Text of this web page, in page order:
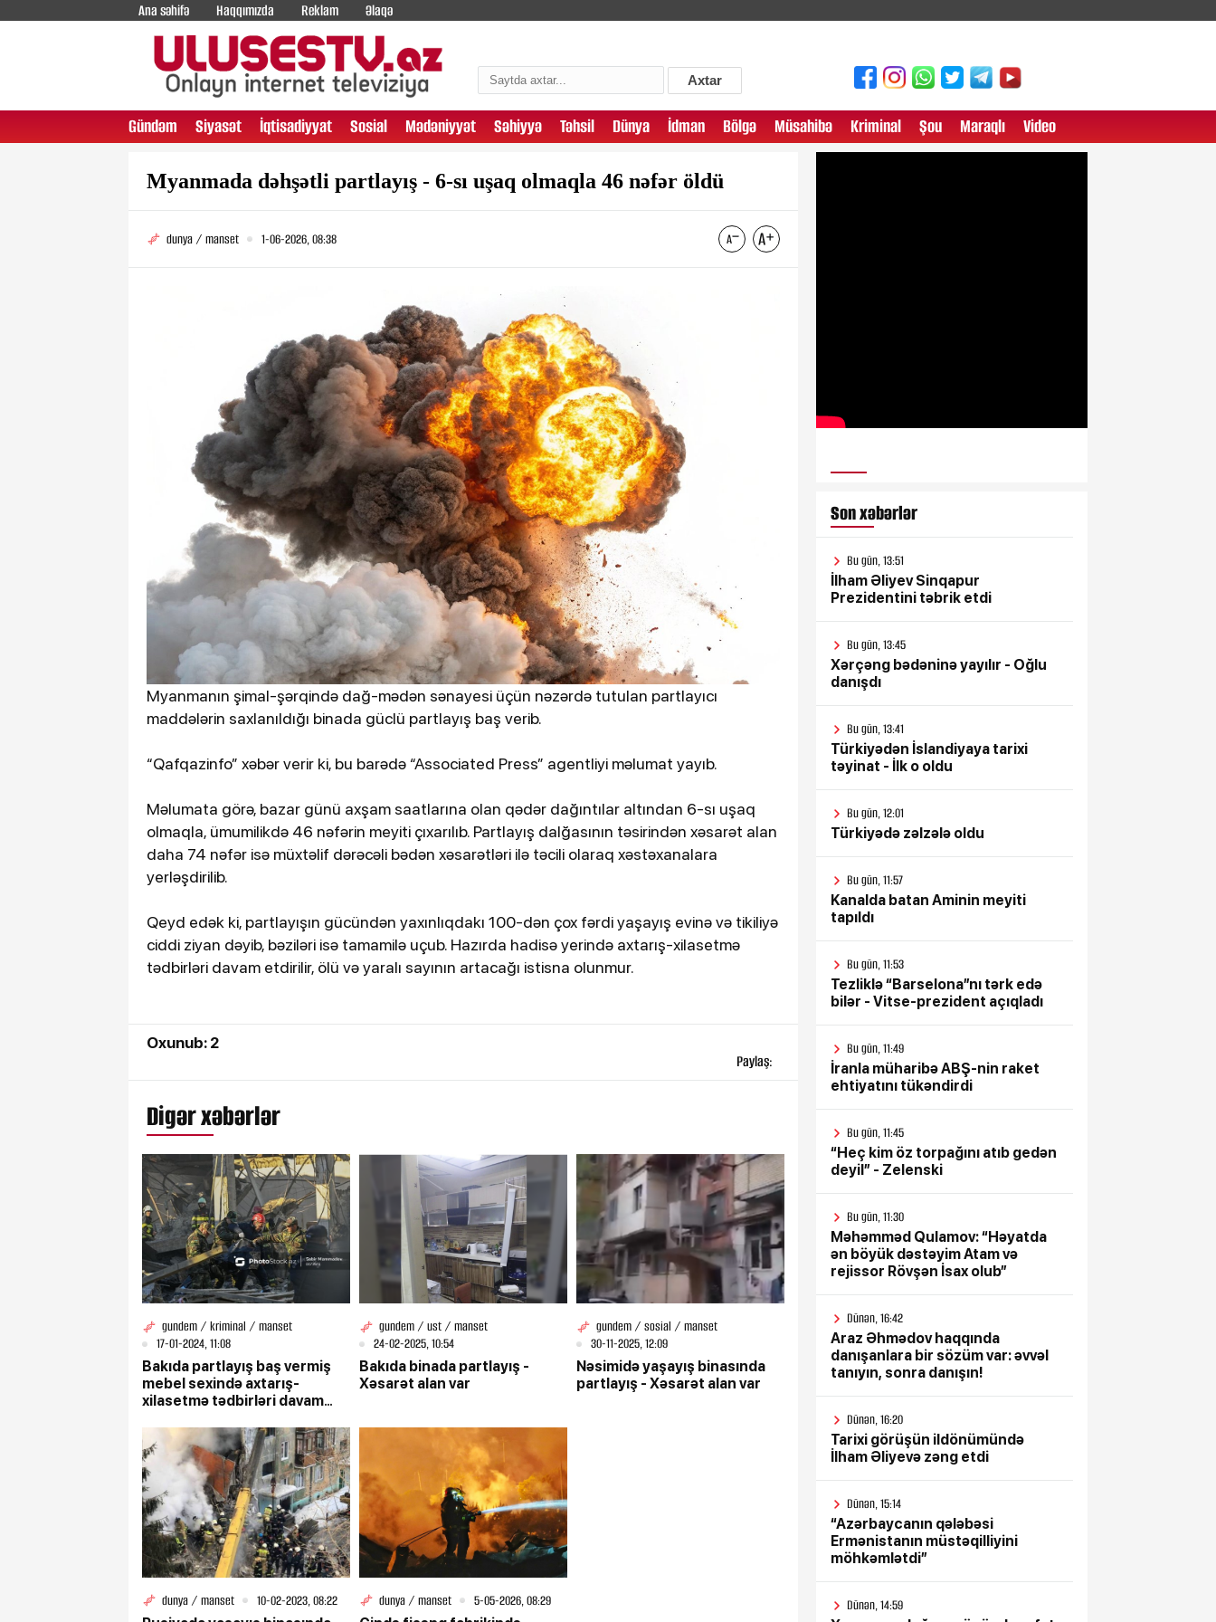
Ana səhifə Haqqımızda Reklam Əlaqə
Axtar
Gündəm Siyasət İqtisadiyyat Sosial Mədəniyyət Səhiyyə Təhsil Dünya İdman Bölgə Müsahibə Kriminal Şou Maraqlı Video
Myanmada dəhşətli partlayış - 6-sı uşaq olmaqla 46 nəfər öldü
dunya / manset 1-06-2026, 08:38
Myanmanın şimal-şərqində dağ-mədən sənayesi üçün nəzərdə tutulan partlayıcı
maddələrin saxlanıldığı binada güclü partlayış baş verib.
“Qafqazinfo” xəbər verir ki, bu barədə “Associated Press” agentliyi məlumat yayıb.
Məlumata görə, bazar günü axşam saatlarına olan qədər dağıntılar altından 6-sı uşaq
olmaqla, ümumilikdə 46 nəfərin meyiti çıxarılıb. Partlayış dalğasının təsirindən xəsarət alan
daha 74 nəfər isə müxtəlif dərəcəli bədən xəsarətləri ilə təcili olaraq xəstəxanalara
yerləşdirilib.
Qeyd edək ki, partlayışın gücündən yaxınlıqdakı 100-dən çox fərdi yaşayış evinə və tikiliyə
ciddi ziyan dəyib, bəziləri isə tamamilə uçub. Hazırda hadisə yerində axtarış-xilasetmə
tədbirləri davam etdirilir, ölü və yaralı sayının artacağı istisna olunmur.
Oxunub: 2
Paylaş:
Digər xəbərlər
gundem / kriminal / manset
17-01-2024, 11:08
Bakıda partlayış baş vermiş
mebel sexində axtarış-
xilasetmə tədbirləri davam
gundem / ust / manset
24-02-2025, 10:54
Bakıda binada partlayış -
Xəsarət alan var
gundem / sosial / manset
30-11-2025, 12:09
Nəsimidə yaşayış binasında
partlayış - Xəsarət alan var
dunya / manset
10-02-2023, 08:22
dunya / manset
5-05-2026, 08:29
Son xəbərlər
Bu gün, 13:51
İlham Əliyev Sinqapur
Prezidentini təbrik etdi
Bu gün, 13:45
Xərçəng bədəninə yayılır - Oğlu
danışdı
Bu gün, 13:41
Türkiyədən İslandiyaya tarixi
təyinat - İlk o oldu
Bu gün, 12:01
Türkiyədə zəlzələ oldu
Bu gün, 11:57
Kanalda batan Aminin meyiti
tapıldı
Bu gün, 11:53
Tezliklə “Barselona”nı tərk edə
bilər - Vitse-prezident açıqladı
Bu gün, 11:49
İranla müharibə ABŞ-nin raket
ehtiyatını tükəndirdi
Bu gün, 11:45
“Heç kim öz torpağını atıb gedən
deyil” - Zelenski
Bu gün, 11:30
Məhəmməd Qulamov: “Həyatda
ən böyük dəstəyim Atam və
rejissor Rövşən İsax olub”
Dünən, 16:42
Araz Əhmədov haqqında
danışanlara bir sözüm var: əvvəl
tanıyın, sonra danışın!
Dünən, 16:20
Tarixi görüşün ildönümündə
İlham Əliyevə zəng etdi
Dünən, 15:14
“Azərbaycanın qələbəsi
Ermənistanın müstəqilliyini
möhkəmlətdi”
Dünən, 14:59